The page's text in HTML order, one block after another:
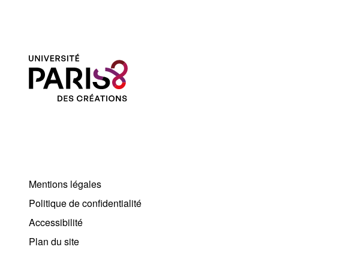
Mentions légales
Politique de confidentialité
Accessibilité
Plan du site